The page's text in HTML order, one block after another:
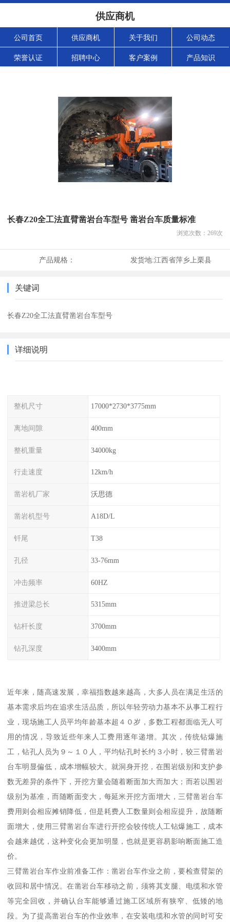
供应商机
公司首页 供应商机 关于我们 公司动态
荣誉认证 招聘中心 客户案例 产品知识
长春Z20全工法直臂凿岩台车型号 凿岩台车质量标准
浏览次数： 269次
产品规格： 发货地:江西省萍乡上栗县
关键词
长春Z20全工法直臂凿岩台车型号
详细说明
整机尺寸 17000*2730*3775mm
离地间隙 400mm
整机重量 34000kg
行走速度 12km/h
凿岩机厂家 沃思德
凿岩机型号 A18D/L
钎尾 T38
孔径 33-76mm
冲击频率 60HZ
推进梁总长 5315mm
钻杆长度 3700mm
钻孔深度 3400mm
近年来，随高速发展，幸福指数越来越高，大多人员在满足生活的
基本需求后均在追求生活品质，所以年轻劳动力基本不从事工程行
业，现场施工人员平均年龄基本超４０岁，多数工程都面临无人可
用的情况，导致近些年来人工费用逐年递增。其次，传统钻爆施
工，钻孔人员为９～１０人，平均钻孔时长约３小时，较三臂凿岩
台车明显偏低，成本增幅较大。就洞身开挖，在围岩级别和支护参
数无差异的条件下，开挖方量会随着断面加大而加大；而若以围岩
级别为基准，而随断面变大，每延米开挖方面增大，三臂凿岩台车
费用则会相应摊销降低，但是耗费人工数量则会相应提升，故随断
面增大，使用三臂凿岩台车进行开挖会较传统人工钻爆施工，成本
会越来越优，这种变化会更加明显，也就是更容易影响断面施工造
价。
三臂凿岩台车作业前准备工作：凿岩台车作业之前，要检查臂架的
收回和居中情况。在凿岩台车移动之前，须将其支腿、电缆和水管
等完全回收，并确认台车能够通过施工区域所有狭窄、低矮的地
段。为了提高凿岩台车的作业效率，在安装电缆和水管的同时可安